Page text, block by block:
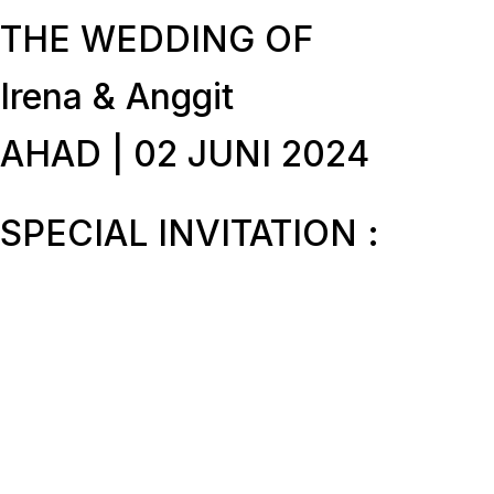
THE WEDDING OF
Irena & Anggit
AHAD | 02 JUNI 2024
SPECIAL INVITATION :